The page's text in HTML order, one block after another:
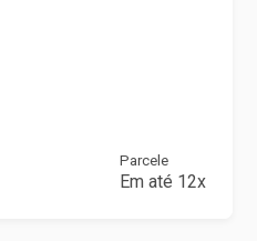
Parcele
Em até 12x